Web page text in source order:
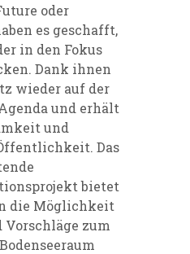
oder
es geschafft,
in den Fokus
Dank ihnen
wieder auf der
und erhält
und
Das
bietet
die Möglichkeit
Vorschläge zum